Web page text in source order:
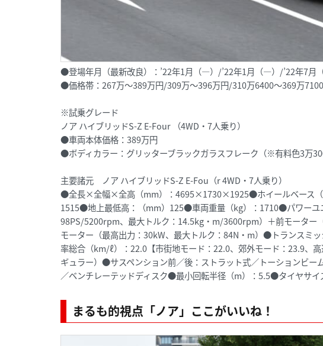
●登場年月（最新改良）：’22年1月（―）/’22年1月（―）/’22年7月
●価格帯：267万～389万円/309万～396万円/310万6400～369万
※試乗グレード
ノア ハイブリッドS-Z E-Four （4WD・7人乗り）
●車両本体価格：389万円
●ボディカラー：グリッターブラックガラスフレーク（※有料色3万
主要諸元 ノア ハイブリッドS-Z E-Fou（r 4WD・7人乗り）
●全長×全幅×全高（mm）：4695×1730×1925●ホイールベース
1515●地上最低高：（mm）125●車両重量（kg）：1710●パワーユ
98PS/5200rpm、最大トルク：14.5kg・m/3600rpm）＋前モーター
モーター（最高出力：30kW、最大トルク：84N・m）●トランスミ
率総合（km/ℓ）：22.0【市街地モード：22.0、郊外モード：23.9、
ギュラー）●サスペンション前／後：ストラット式／トーションビ
／ベンチレーテッドディスク●最小回転半径（m）：5.5●タイヤサ
まるも的視点「ノア」ここがいいね！